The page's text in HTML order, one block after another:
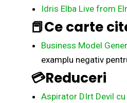
Idris Elba Live from
📕Ce carte
Business Model
examplu negativ
💳Reduceri
Aspirator DIrt Devil